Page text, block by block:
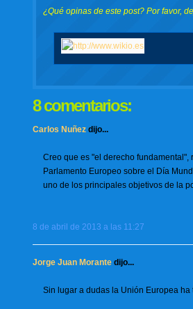
¿Qué opinas de este post? Por favor,
8 comentarios:
Carlos Nuñez dijo...
Creo que es "el derecho
Parlamento Europeo sobre el Día
uno de los principales objetivos de la
8 de abril de 2013 a las 11:27
Jorge Juan Morante dijo...
Sin lugar a dudas la Unión Europea